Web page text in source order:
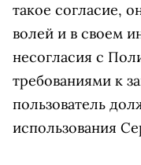
такое согласие,
волей и в своем
несогласия с
требованиями к
пользователь
использования